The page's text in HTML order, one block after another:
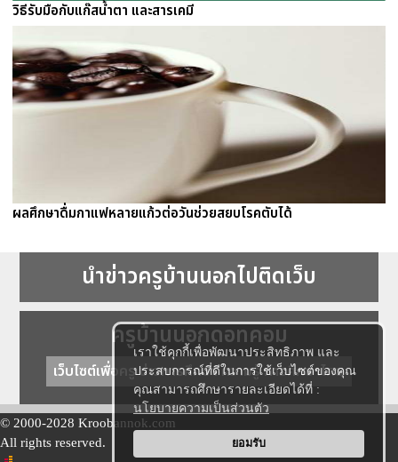
เราใช้คุกกี้เพื่อพัฒนาประสิทธิภาพ และ
ประสบการณ์ที่ดีในการใช้เว็บไซต์ของคุณ
คุณสามารถศึกษารายละเอียดได้ที่ :
นโยบายความเป็นส่วนตัว
ยอมรับ
วิธีรับมือกับแก๊สน้ำตา และสารเคมี
ผลศึกษาดื่มกาแฟหลายแก้วต่อวันช่วยสยบโรคตับได้
นำข่าวครูบ้านนอกไปติดเว็บ
ครูบ้านนอกดอทคอม
เว็บไซต์เพื่อครู ข่าวการศึกษา ความรู้ การศึกษาไทย
© 2000-2028 Kroobannok.com
All rights reserved.